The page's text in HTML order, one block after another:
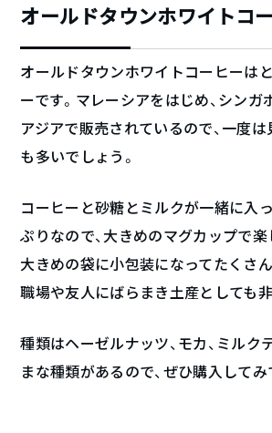
オールドタウンホワイトコ
オールドタウンホワイトコーヒーは
ーです。マレーシアをはじめ、シンガ
アジアで販売されているので、一度
も多いでしょう。
コーヒーと砂糖とミルクが一緒に入
ぷりなので、大きめのマグカップで楽
大きめの袋に小包装になってたくさん
職場や友人にばらまき土産としても非
種類はヘーゼルナッツ、モカ、ミルク
まな種類があるので、ぜひ購入してみ